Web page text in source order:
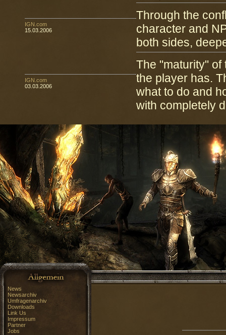
IGN.com
15.03.2006
Through the
character and
both sides,
IGN.com
03.03.2006
The "maturity"
the player has.
what to do and
with completely
News
Newsarchiv
Umfragenarchiv
Downloads
Link Us
Impressum
Partner
Jobs